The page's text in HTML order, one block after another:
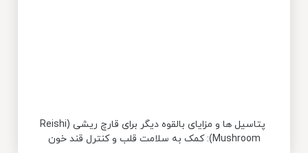
پتاسیل­ ها و مزایای بالقوه دیگر برای قارچ ریشی (Reishi
Mushroom): کمک به سلامت قلب و کنترل قند خون